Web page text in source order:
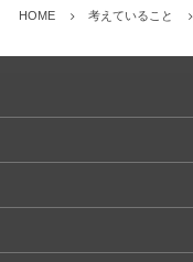
HOME 考えていること